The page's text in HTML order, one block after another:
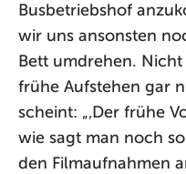
Busbetriebshof
wir uns ansonsten
Bett umdrehen.
frühe Aufstehen gar
scheint: „‚Der frühe
wie sagt man noch
den Filmaufnahmen